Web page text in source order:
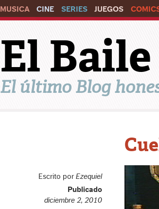
MUSICA CINE SERIES JUEGOS
El
El último Blog
Escrito porEzequiel
Publicado
diciembre 2, 2010